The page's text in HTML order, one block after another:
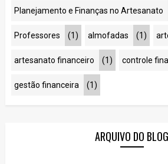
Planejamento e Finanças no Artesanato
Professores (1) almofadas (1)
artesanato financeiro (1) controle
gestão financeira (1)
ARQUIVO DO BLOG